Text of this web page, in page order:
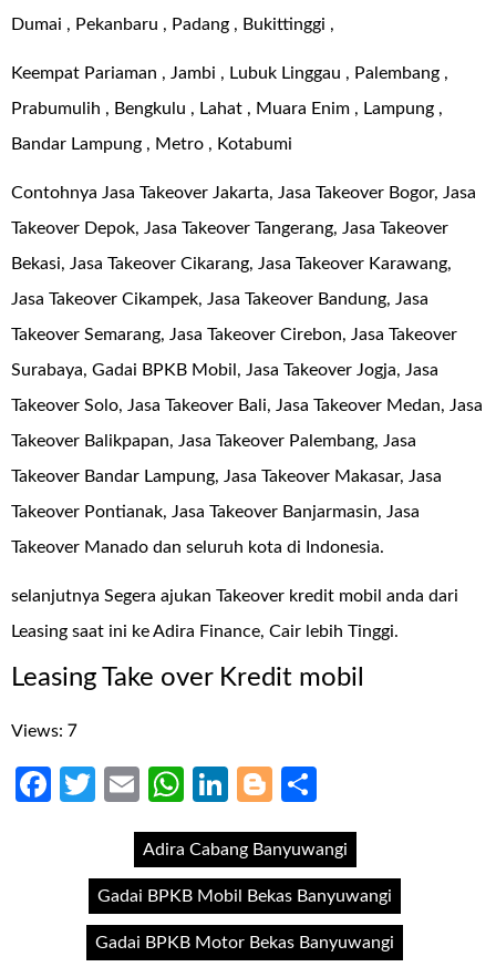
Dumai , Pekanbaru , Padang , Bukittinggi ,
Keempat Pariaman , Jambi , Lubuk Linggau , Palembang ,
Prabumulih , Bengkulu , Lahat , Muara Enim , Lampung ,
Bandar Lampung , Metro , Kotabumi
Contohnya Jasa Takeover Jakarta, Jasa Takeover Bogor, Jasa
Takeover Depok, Jasa Takeover Tangerang, Jasa Takeover
Bekasi, Jasa Takeover Cikarang, Jasa Takeover Karawang,
Jasa Takeover Cikampek, Jasa Takeover Bandung, Jasa
Takeover Semarang, Jasa Takeover Cirebon, Jasa Takeover
Surabaya, Gadai BPKB Mobil, Jasa Takeover Jogja, Jasa
Takeover Solo, Jasa Takeover Bali, Jasa Takeover Medan, Jasa
Takeover Balikpapan, Jasa Takeover Palembang, Jasa
Takeover Bandar Lampung, Jasa Takeover Makasar, Jasa
Takeover Pontianak, Jasa Takeover Banjarmasin, Jasa
Takeover Manado dan seluruh kota di Indonesia.
selanjutnya Segera ajukan Takeover kredit mobil anda dari
Leasing saat ini ke Adira Finance, Cair lebih Tinggi.
Leasing Take over Kredit mobil
Views: 7
Facebook
Twitter
EmailWhatsApp
LinkedIn
Blogger
Adira Cabang Banyuwangi
Gadai BPKB Mobil Bekas Banyuwangi
Gadai BPKB Motor Bekas Banyuwangi